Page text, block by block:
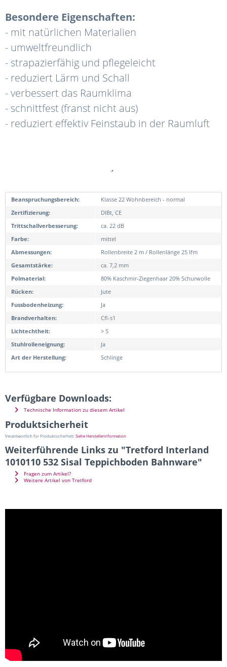
Besondere Eigenschaften:
- mit natürlichen Materialien
- umweltfreundlich
- strapazierfähig und pflegeleicht
- reduziert Lärm und Schall
- verbessert das Raumklima
- schnittfest (franst nicht aus)
- reduziert effektiv Feinstaub in der Raumluft
´
Beanspruchungsbereich:
Klasse 22 Wohnbereich - normal
Zertifizierung:
DIBt, CE
Trittschallverbesserung:
ca. 22 dB
Farbe:
mittel
Abmessungen:
Rollenbreite 2 m / Rollenlänge 25 lfm
Gesamtstärke:
ca. 7,2 mm
Polmaterial:
80% Kaschmir-Ziegenhaar 20% Schurwolle
Rücken:
Jute
Fussbodenheizung:
Ja
Brandverhalten:
Cfl-s1
Lichtechtheit:
> 5
Stuhlrolleneignung:
Ja
Art der Herstellung:
Schlinge
Verfügbare Downloads:
Technische Information zu diesem Artikel
Produktsicherheit
Verantwortlich für Produktsicherheit:Siehe Herstellerinformation
Weiterführende Links zu "Tretford Interland
1010110 532 Sisal Teppichboden Bahnware"
Fragen zum Artikel?
Weitere Artikel von Tretford